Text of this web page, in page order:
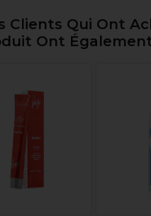
Clients Qui Ont
Ont